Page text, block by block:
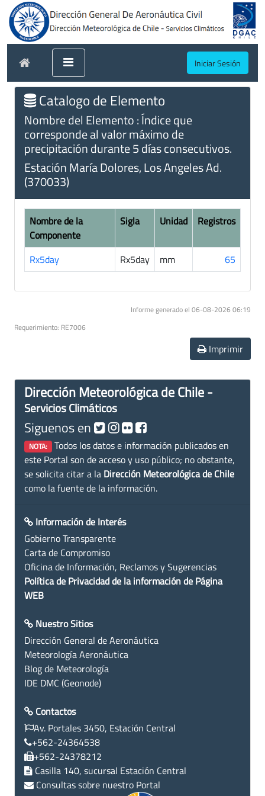
Iniciar Sesión
Catalogo de Elemento
Nombre del Elemento : Índice que
corresponde al valor máximo de
precipitación durante 5 días consecutivos.
Estación María Dolores, Los Angeles Ad.
(370033)
Nombre de la
Componente
Sigla Unidad Registros
Rx5day Rx5day mm 65
Informe generado el 06-08-2026 06:19
Requerimiento: RE7006
Imprimir
Dirección Meteorológica de Chile -
Servicios Climáticos
Siguenos en
NOTA: Todos los datos e información publicados en
este Portal son de acceso y uso público; no obstante,
se solicita citar a la Dirección Meteorológica de Chile
como la fuente de la información.
Información de Interés
Gobierno Transparente
Carta de Compromiso
Oficina de Información, Reclamos y Sugerencias
Política de Privacidad de la información de Página
WEB
Nuestro Sitios
Dirección General de Aeronáutica
Meteorología Aeronáutica
Blog de Meteorología
IDE DMC (Geonode)
Contactos
Av. Portales 3450, Estación Central
+562-24364538
+562-24378212
Casilla 140, sucursal Estación Central
Consultas sobre nuestro Portal